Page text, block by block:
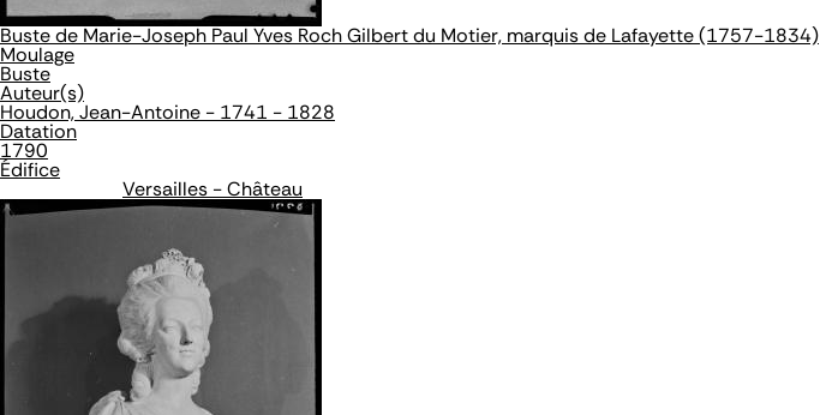
Buste de Marie-Joseph Paul Yves Roch Gilbert du Motier, marquis de Lafayette (1757-1834)
Moulage
Buste
Auteur(s)
Houdon, Jean-Antoine - 1741 - 1828
Datation
1790
Édifice
Versailles - Château